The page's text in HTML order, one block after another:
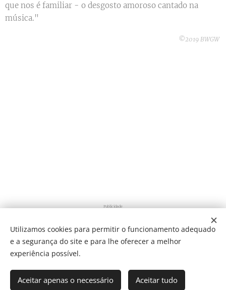
que nos é familiar - o desgosto amoroso cantado na
música."
©2019 BWGW
Publicidade
Share
Utilizamos cookies para permitir o funcionamento adequado
e a segurança do site e para lhe oferecer a melhor
experiência possível.
Aceitar apenas o necessário Aceitar tudo